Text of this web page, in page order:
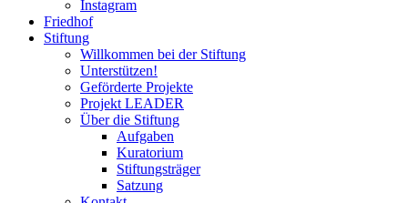
Instagram
Friedhof
Stiftung
Willkommen bei der Stiftung
Unterstützen!
Geförderte Projekte
Projekt LEADER
Über die Stiftung
Aufgaben
Kuratorium
Stiftungsträger
Satzung